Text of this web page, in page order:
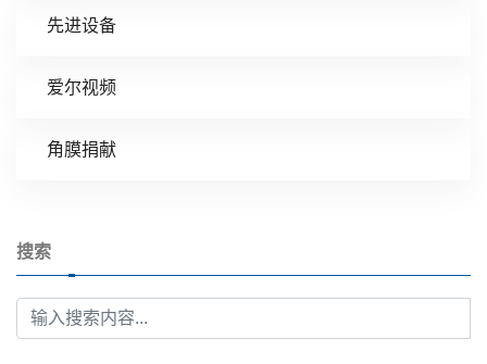
先进设备
爱尔视频
角膜捐献
搜索